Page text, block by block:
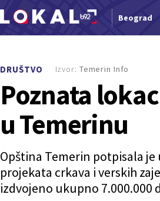
Beograd
DRUŠTVO
Poznata
u Temerinu
Opština Temerin potpisala
projekata crkava i verskih
izdvojeno ukupno 7.000.000
Izvor: Temerin Info